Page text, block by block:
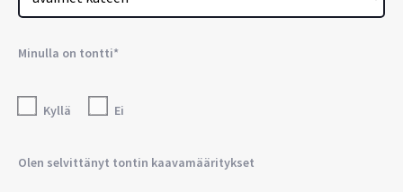
Minulla on tontti*
Kyllä Ei
Olen selvittänyt tontin kaavamääritykset